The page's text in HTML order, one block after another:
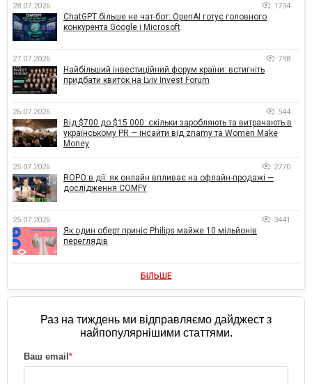
28.07.2026 1734
ChatGPT більше не чат-бот: OpenAI готує головного
конкурента Google і Microsoft
27.07.2026 798
Найбільший інвестиційний форум країни: встигніть
придбати квиток на Lviv Invest Forum
26.07.2026 544
Від $700 до $15 000: скільки заробляють та витрачають в
українському PR — інсайти від znamy та Women Make
Money
25.07.2026 2770
ROPO в дії: як онлайн впливає на офлайн-продажі —
дослідження COMFY
25.07.2026 3441
Як один оберт приніс Philips майже 10 мільйонів
переглядів
БІЛЬШЕ
Раз на тиждень ми відправляємо дайджест з
найпопулярнішими статтями.
Ваш email*